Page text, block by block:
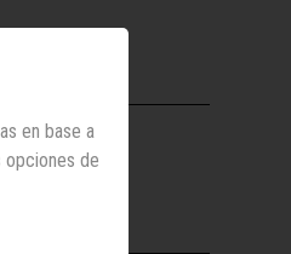
en base a
opciones de